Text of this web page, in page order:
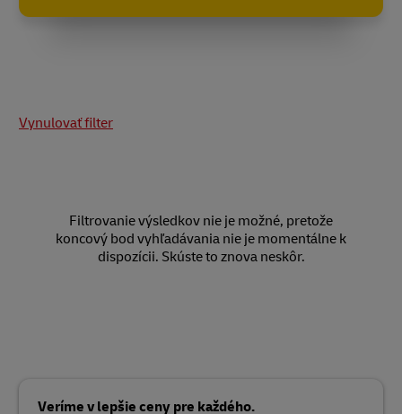
Vynulovať filter
Filtrovanie výsledkov nie je možné, pretože
koncový bod vyhľadávania nie je momentálne k
dispozícii. Skúste to znova neskôr.
Veríme v lepšie ceny pre každého.